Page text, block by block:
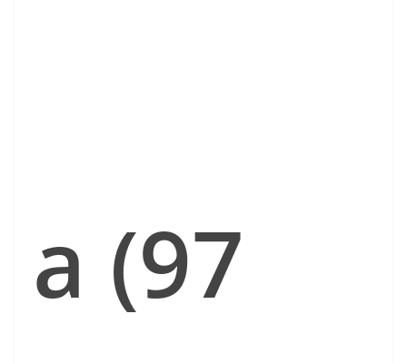
a (97